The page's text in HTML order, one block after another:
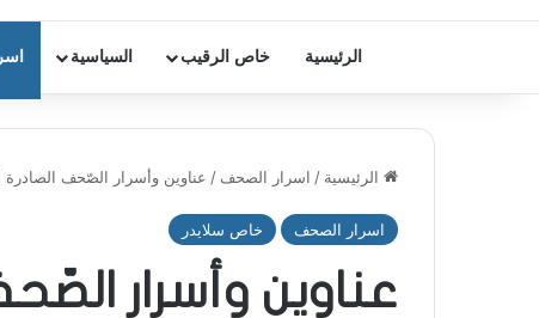
الرئيسية خاص الرقيب السياسية
الرئيسية / اسرار الصحف / عناوين وأسرار الصّحف الصادرة اليوم
اسرار الصحف خاص سلايدر
عناوين وأسرار